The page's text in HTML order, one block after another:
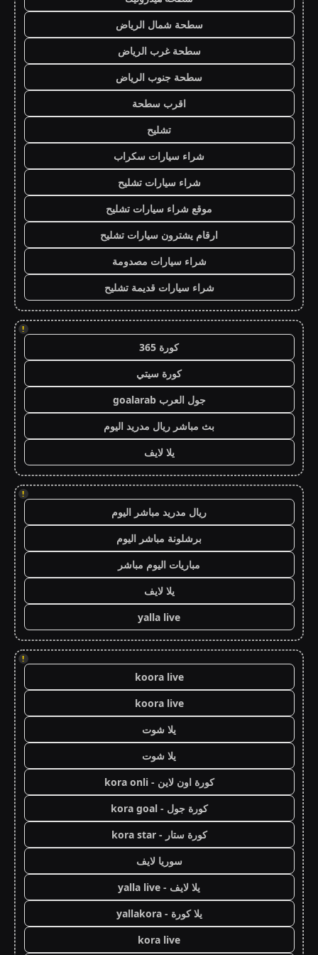
سطحة شمال الرياض
سطحة غرب الرياض
سطحة جنوب الرياض
اقرب سطحة
تشليح
شراء سيارات سكراب
شراء سيارات تشليح
موقع شراء سيارات تشليح
ارقام يشترون سيارات تشليح
شراء سيارات مصدومة
شراء سيارات قديمة تشليح
!
كورة 365
كورة سيتي
جول العرب goalarab
بث مباشر ريال مدريد اليوم
يلا لايف
!
ريال مدريد مباشر اليوم
برشلونة مباشر اليوم
مباريات اليوم مباشر
يلا لايف
yalla live
!
koora live
koora live
يلا شوت
يلا شوت
كورة اون لاين - kora onli
كورة جول - kora goal
كورة ستار - kora star
سوريا لايف
يلا لايف - yalla live
يلا كورة - yallakora
kora live